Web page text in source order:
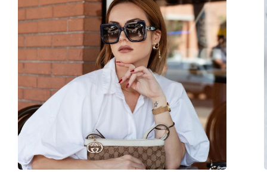
Categorie:
Zonnebrillen
Merk:
Levi´s
Functie:
Fashion
Code:
LV 5002/S 4N3 QT